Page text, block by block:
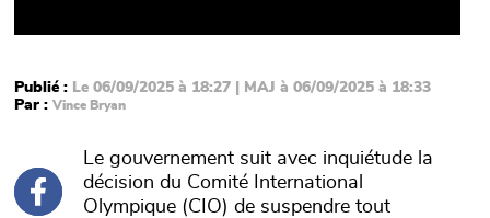
Publié : Le 06/09/2025 à 18:27 | MAJ à 06/09/2025 à 18:33
Par :Vince Bryan
Le gouvernement suit avec inquiétude la
décision du Comité International
Olympique (CIO) de suspendre tout